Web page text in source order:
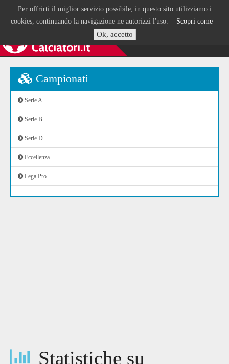
Per offrirti il miglior servizio possibile, in questo sito utilizziamo i
cookies, continuando la navigazione ne autorizzi l'uso. Scopri come
Ok, accetto
Campionati
Serie A
Serie B
Serie D
Eccellenza
Lega Pro
Statistiche su